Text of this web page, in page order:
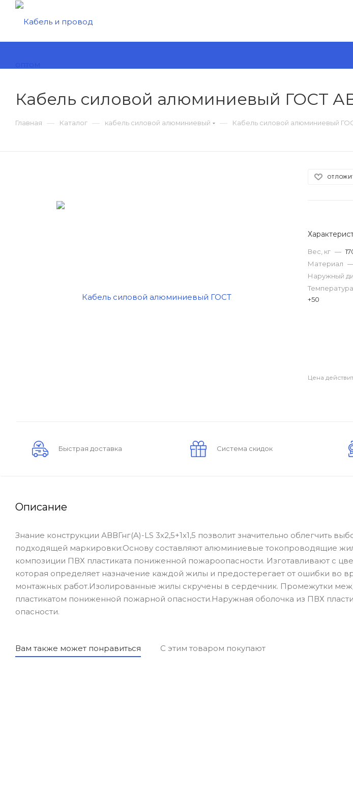
Кабель силовой алюминиевый ГОСТ
Главная — Каталог — кабель силовой алюминиевый — Кабель силовой алюминиевый
Вес, кг —
Материал
Наружный
+50
Цена
Быстрая доставка Система скидок
Описание
Знание конструкции АВВГнг(A)-LS 3x2,5+1x1,5 позволит значительно облегчить
подходящей маркировки:Основу составляют алюминиевые токопроводящие
композиции ПВХ пластиката пониженной пожароопасности. Изготавливают с
которая определяет назначение каждой жилы и предостерегает от ошибки во
монтажных работ.Изолированные жилы скручены в сердечник. Промежутки
пластикатом пониженной пожарной опасности.Наружная оболочка из ПВХ
опасности.
Вам также может понравиться С этим товаром покупают